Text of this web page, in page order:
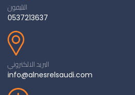
التليفون
0537213637
البريد الالكتروني
info@alnesrelsaudi.com